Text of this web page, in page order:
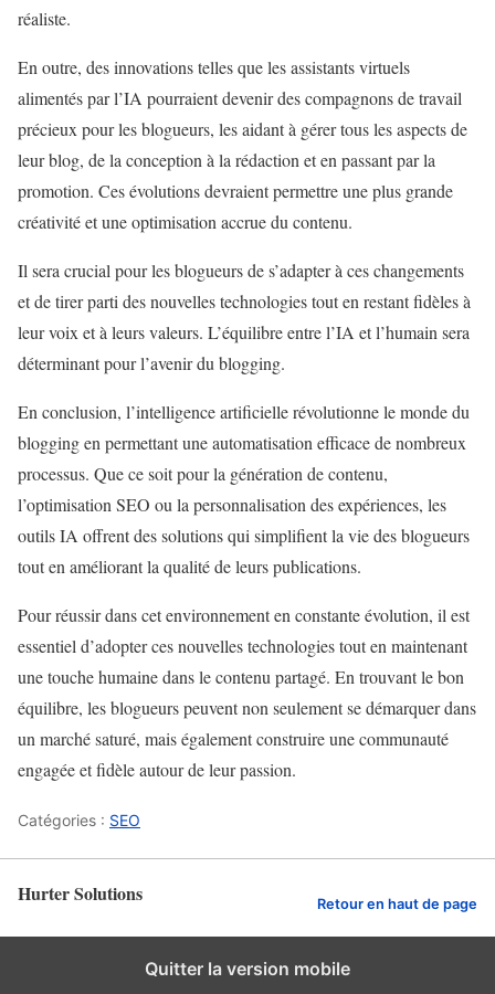
réaliste.
En outre, des innovations telles que les assistants virtuels
alimentés par l’IA pourraient devenir des compagnons de travail
précieux pour les blogueurs, les aidant à gérer tous les aspects de
leur blog, de la conception à la rédaction et en passant par la
promotion. Ces évolutions devraient permettre une plus grande
créativité et une optimisation accrue du contenu.
Il sera crucial pour les blogueurs de s’adapter à ces changements
et de tirer parti des nouvelles technologies tout en restant fidèles à
leur voix et à leurs valeurs. L’équilibre entre l’IA et l’humain sera
déterminant pour l’avenir du blogging.
En conclusion, l’intelligence artificielle révolutionne le monde du
blogging en permettant une automatisation efficace de nombreux
processus. Que ce soit pour la génération de contenu,
l’optimisation SEO ou la personnalisation des expériences, les
outils IA offrent des solutions qui simplifient la vie des blogueurs
tout en améliorant la qualité de leurs publications.
Pour réussir dans cet environnement en constante évolution, il est
essentiel d’adopter ces nouvelles technologies tout en maintenant
une touche humaine dans le contenu partagé. En trouvant le bon
équilibre, les blogueurs peuvent non seulement se démarquer dans
un marché saturé, mais également construire une communauté
engagée et fidèle autour de leur passion.
Catégories : SEO
Hurter Solutions Retour en haut de page
Quitter la version mobile